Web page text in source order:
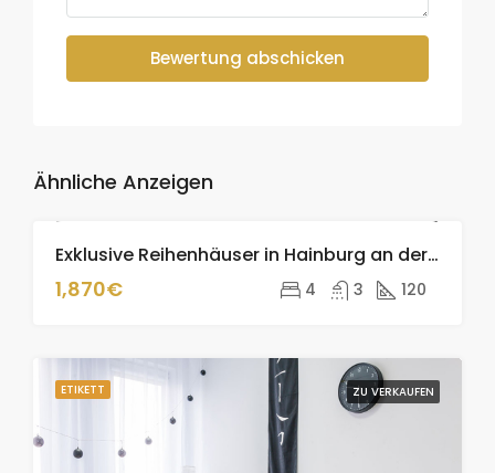
Bewertung abschicken
Ähnliche Anzeigen
ETIKETT ZU VERMIETENExklusive Reihenhäuser in Hainburg an der Donau – Erstbezug, modern & naturnah!
1,870€ 4 3 120
ETIKETT ZU VERKAUFEN